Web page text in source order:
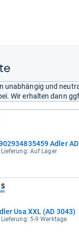
unabhängig und
Wir erhalten dann
Adler
Lieferung: Auf Lager
Usa XXL (AD 3043)
Lieferung: 5-9 Werktage